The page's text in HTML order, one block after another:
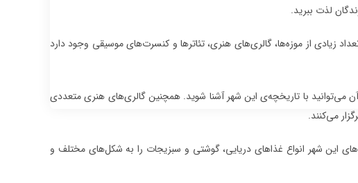
لذت ببرید.
زیادی از موزه‌ها، گالری‌های هنری، تئاترها و کنسرت‌های موسیقی وجود دارد
آن می‌توانید با تاریخچه‌ی این شهر آشنا شوید. همچنین گالری‌های هنری متعددی
می‌کنند.
این شهر انواع غذاهای دریایی، گوشتی و سبزیجات را به شکل‌های مختلف و